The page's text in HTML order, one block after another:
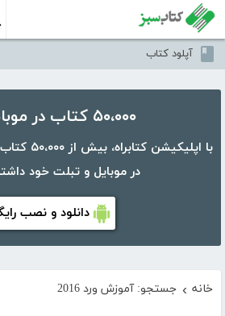
آپلود کتاب
۵۰،۰۰۰ کتاب در موبایل شما
با
در موبایل و تبلت خود
دانلود و نصب
خانه › جستجو: آموزش ورد 2016